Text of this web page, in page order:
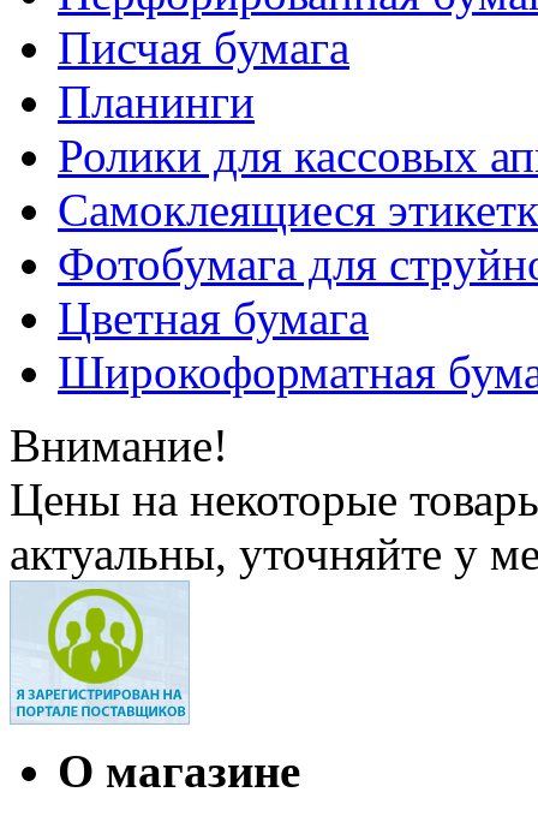
Писчая бумага
Планинги
Ролики для кассовых
Самоклеящиеся
Фотобумага для
Цветная бумага
Широкоформатная
Внимание!
Цены на некоторые
актуальны, уточняйте у
О магазине